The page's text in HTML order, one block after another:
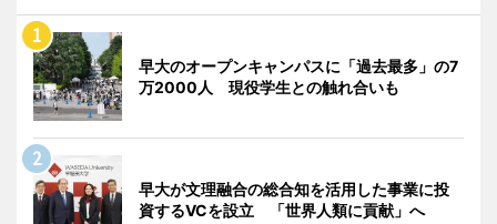
早大のオープンキャンパスに「過去最多」の7
万2000人 現役学生との触れ合いも
早大が文理融合の総合知を活用した事業に投
資するVCを設立 「世界人類に貢献」へ